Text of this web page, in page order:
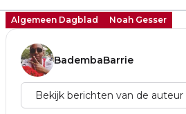
Algemeen Dagblad Noah Gesser
BadembaBarrie
Bekijk berichten van de auteur